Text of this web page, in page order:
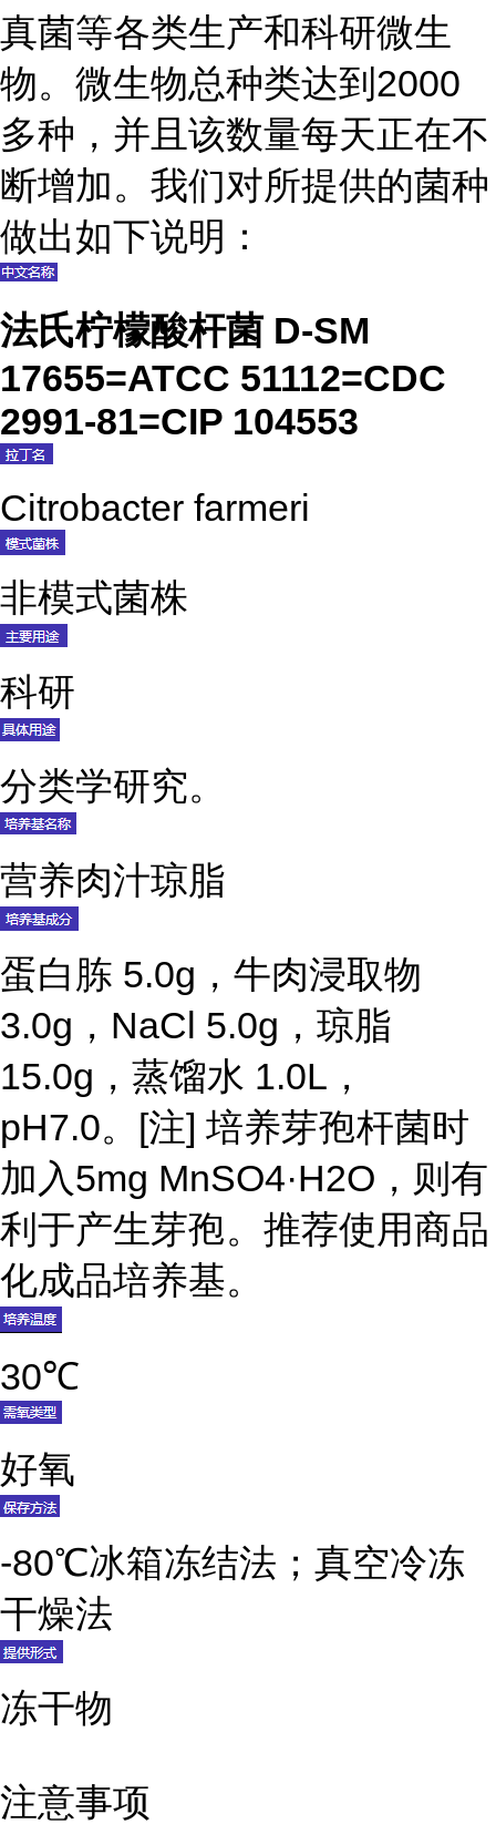
真菌等各类生产和科研微生
物。微生物总种类达到2000
多种，并且该数量每天正在不
断增加。我们对所提供的菌种
做出如下说明：
法氏柠檬酸杆菌 D-SM
17655=ATCC 51112=CDC
2991-81=CIP 104553
Citrobacter farmeri
非模式菌株
科研
分类学研究。
营养肉汁琼脂
蛋白胨 5.0g，牛肉浸取物
3.0g，NaCl 5.0g，琼脂
15.0g，蒸馏水 1.0L，
pH7.0。[注] 培养芽孢杆菌时
加入5mg MnSO4·H2O，则有
利于产生芽孢。推荐使用商品
化成品培养基。
30℃
好氧
-80℃冰箱冻结法；真空冷冻
干燥法
冻干物
注意事项